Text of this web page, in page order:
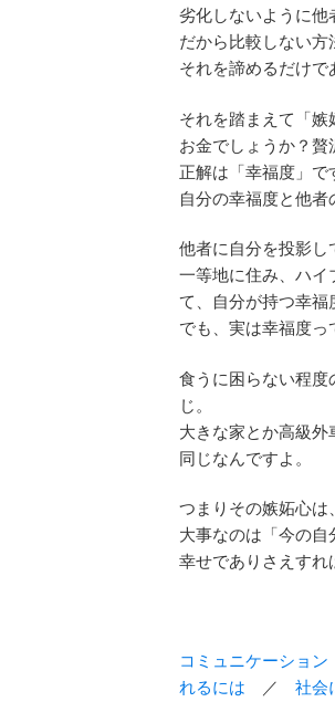
劣化しないように他
だから比較しない方
それを諦めるだけで
それを踏まえて「嫉
お金でしょうか？贅
正解は「幸福度」で
自分の幸福度と他者
他者に自分を投影し
一等地に住み、ハイ
て、自分が持つ幸福
でも、実は幸福度っ
食うに困らない程度
じ。
大きな家とか高級
同じなんですよ。
つまりその嫉妬心は
大事なのは「今の自
幸せでありさえすれ
コミュニケーション
れるには ／ 社会